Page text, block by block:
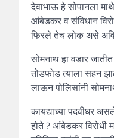
देवाभाऊ हे सोपानला
आंबेडकर व संविधान
फिरले तेच लोक असे
सोमनाथ हा वडार
तोडफोड त्याला सहन
लाऊन पोलिसांनी
कायद्याच्या पदवीधर
होते ? आंबेडकर विरोधी